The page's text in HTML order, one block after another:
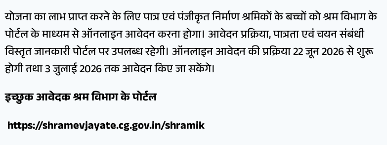
योजना का लाभ प्राप्त करने के लिए पात्र एवं पंजीकृत निर्माण श्रमिकों के बच्चों को श्रम विभाग के
पोर्टल के माध्यम से ऑनलाइन आवेदन करना होगा। आवेदन प्रक्रिया, पात्रता एवं चयन संबंधी
विस्तृत जानकारी पोर्टल पर उपलब्ध रहेगी। ऑनलाइन आवेदन की प्रक्रिया 22 जून 2026 से शुरू
होगी तथा 3 जुलाई 2026 तक आवेदन किए जा सकेंगे।
इच्छुक आवेदक श्रम विभाग के पोर्टल
https://shramevjayate.cg.gov.in/shramik